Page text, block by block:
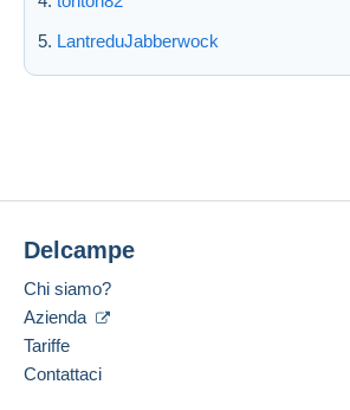
LantreduJabberwock
Delcampe
Chi siamo?
Azienda
Tariffe
Contattaci